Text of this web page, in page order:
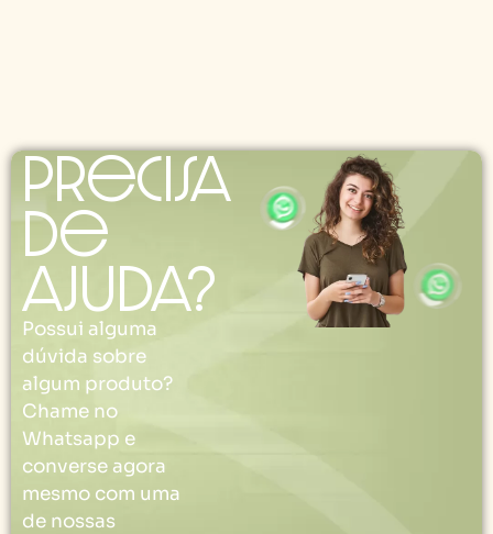
Precisa
de
ajuda?
Possui alguma
dúvida sobre
algum produto?
Chame no
Whatsapp e
converse agora
mesmo com uma
de nossas